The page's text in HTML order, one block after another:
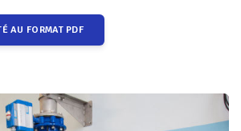
AU FORMAT PDF